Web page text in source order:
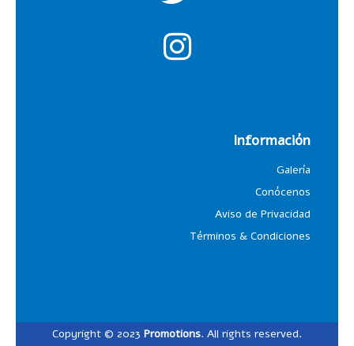
Información
Galería
Conócenos
Aviso de Privacidad
Términos & Condiciones
Copyright © 2023 Promotions. All rights reserved.